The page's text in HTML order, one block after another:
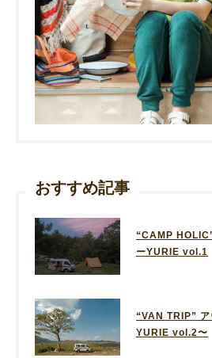
おすすめ記事
“CAMP
ーYURIE vol.1
“VAN TRIP” ア
YURIE vol.2〜